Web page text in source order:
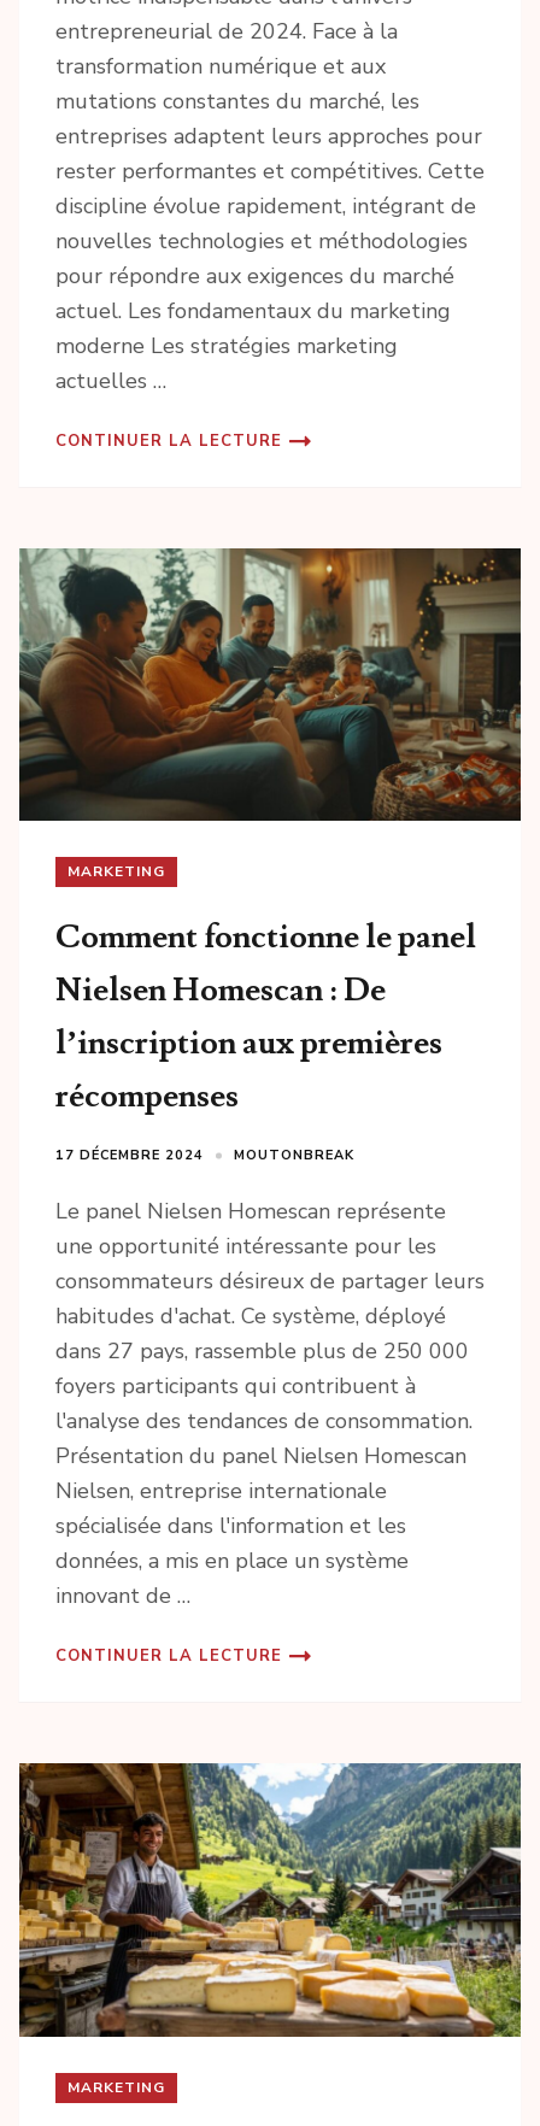
entrepreneurial de 2024. Face à la
transformation numérique et aux
mutations constantes du marché, les
entreprises adaptent leurs approches pour
rester performantes et compétitives. Cette
discipline évolue rapidement, intégrant de
nouvelles technologies et méthodologies
pour répondre aux exigences du marché
actuel. Les fondamentaux du marketing
moderne Les stratégies marketing
actuelles …
CONTINUER LA LECTURE
MARKETING
Comment fonctionne le panel
Nielsen Homescan : De
l’inscription aux premières
récompenses
17 DÉCEMBRE 2024 MOUTONBREAK
Le panel Nielsen Homescan représente
une opportunité intéressante pour les
consommateurs désireux de partager leurs
habitudes d'achat. Ce système, déployé
dans 27 pays, rassemble plus de 250 000
foyers participants qui contribuent à
l'analyse des tendances de consommation.
Présentation du panel Nielsen Homescan
Nielsen, entreprise internationale
spécialisée dans l'information et les
données, a mis en place un système
innovant de …
CONTINUER LA LECTURE
MARKETING